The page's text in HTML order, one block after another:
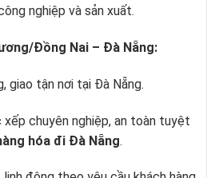
nghiệp và sản xuất.
Đồng Nai – Đà Nẵng:
giao tận nơi tại Đà Nẵng.
chuyên nghiệp, an toàn tuyệt
hóa đi Đà Nẵng.